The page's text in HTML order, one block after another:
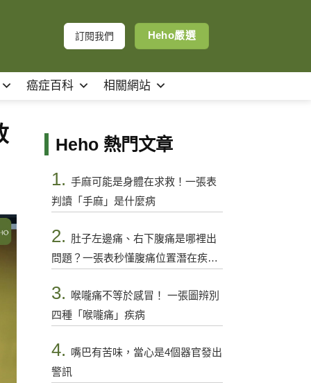
訂閱我們 Heho嚴選
癌症百科 相關網站
Heho 熱門文章
1. 手麻可能是身體在求救！一張表
判讀「手麻」是什麼病
2. 肚子左邊痛、右下腹痛是哪裡出
問題？一張表秒懂腹痛位置潛在疾病
3.
喉嚨痛不等於感冒！ 一張圖辨別
四種「喉嚨痛」疾病
4. 嘴巴有苦味，當心是4個器官發出
警訊